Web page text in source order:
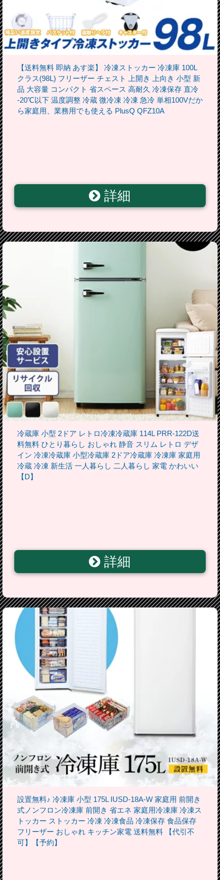
【送料無料 即納 あす楽】 冷凍ストッカー 冷凍庫 100L
クラス(98L) フリーザー チェスト 上開き 上向き 小型 新
品 大容量 コンパクト 省スペース 高耐久 冷凍保存 直冷
-20℃以下 温度調整 冷蔵 微冷凍 冷凍 急冷 単相100Vだか
ら家庭用、業務用でも使える PlusQ QFZ10A
詳細
冷蔵庫 小型 2ドア レトロ冷凍冷蔵庫 114L PRR-122D送
料無料 ひとり暮らし おしゃれ 静音 スリム レトロ デザ
イン 冷凍冷蔵庫 小型冷蔵庫 2ドア冷蔵庫 冷凍庫 家庭用
冷蔵 冷凍 新生活 一人暮らし 二人暮らし 家電 かわいい
【D】
詳細
設置無料♪ 冷凍庫 小型 175L IUSD-18A-W 家庭用 前開き
式ノンフロン冷凍庫 前開き 省エネ 家庭用冷凍庫 冷凍ス
トッカー ストッカー 冷凍 冷凍食品 冷凍保存 食品保存
フリーザー おしゃれ キッチン家電 送料無料 【代引不
可】【予約】